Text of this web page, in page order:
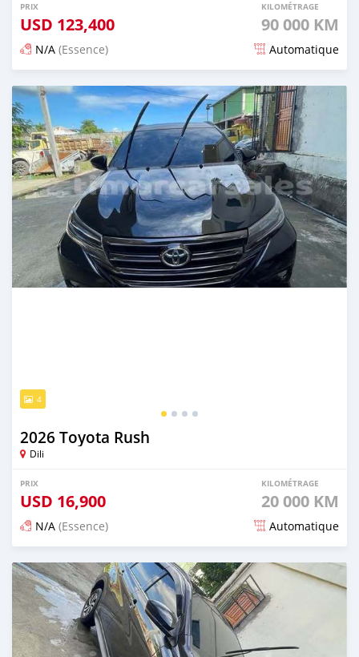
PRIX
USD 123,400
KILOMÉTRAGE
90 000 KM
N/A (Essence) Automatique
Publié il y a 21 jours
4
2026 Toyota Rush
Dili
PRIX
USD 16,900
KILOMÉTRAGE
20 000 KM
N/A (Essence) Automatique
Publié il y a 21 jours